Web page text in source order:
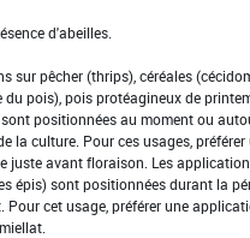
d'abeilles.
sur pêcher (thrips), céréales
du pois), pois protéagineux de
positionnées au moment ou
la culture. Pour ces usages, préférer
juste avant floraison. Les
épis) sont positionnées durant la
cet usage, préférer une